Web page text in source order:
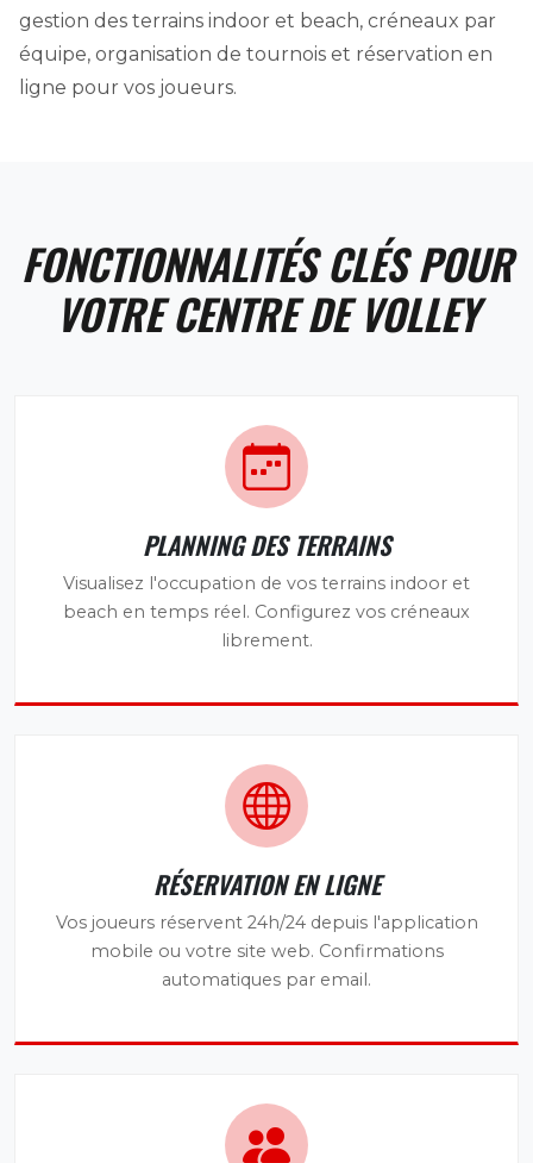
gestion des terrains indoor et beach, créneaux par
équipe, organisation de tournois et réservation en
ligne pour vos joueurs.
FONCTIONNALITÉS CLÉS POUR
VOTRE CENTRE DE VOLLEY
PLANNING DES TERRAINS
Visualisez l'occupation de vos terrains indoor et
beach en temps réel. Configurez vos créneaux
librement.
RÉSERVATION EN LIGNE
Vos joueurs réservent 24h/24 depuis l'application
mobile ou votre site web. Confirmations
automatiques par email.